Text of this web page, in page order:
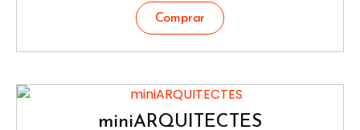
miniARQUITECTES